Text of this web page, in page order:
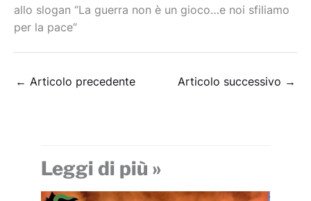
allo slogan “La guerra non è un gioco…e noi sfiliamo
per la pace”
← Articolo precedente Articolo successivo →
Leggi di più »